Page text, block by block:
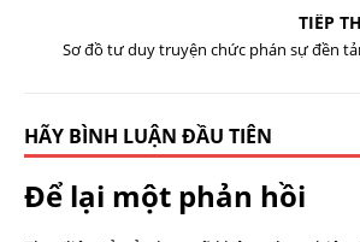
TIẾP
Sơ đồ tư duy truyện chức phán sự đền
HÃY BÌNH LUẬN ĐẦU TIÊN
Để lại một phản hồi